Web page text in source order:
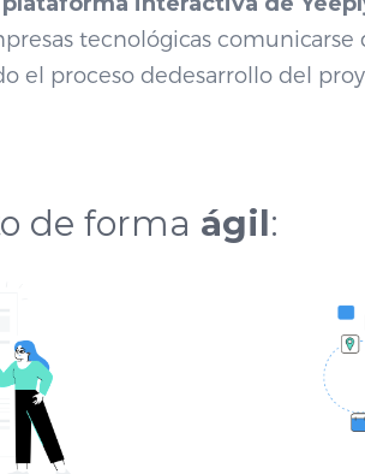
tecnológicas
el proceso dedesarrollo del
de forma ágil: